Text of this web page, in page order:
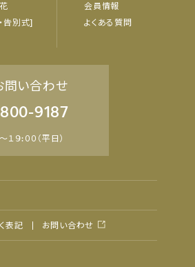
告別式]
会員情報
よくある質問
問い合わせ
9187
１９:００（平日）
表記 お問い合わせ